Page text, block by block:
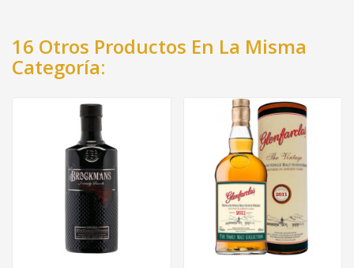
16 Otros Productos En La Misma
Categoría: